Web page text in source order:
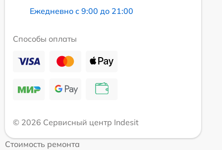
Ежедневно с 9:00 до 21:00
Способы оплаты
© 2026 Сервисный центр Indesit
Стоимость ремонта